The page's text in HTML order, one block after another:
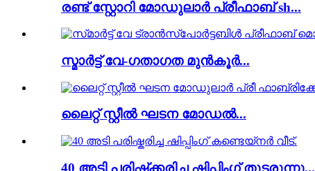
രണ്ട് സ്റ്റോറി മോഡുലാർ പ്രീഫാബ് sh...
സ്മാർട്ട് വേ-ഗതാഗത മുൻകൂർ...
ലൈറ്റ് സ്റ്റീൽ ഘടന മോഡൽ...
40 അടി പരിഷ്‌ക്കരിച്ച ഷിപ്പിംഗ് തുടരുന്നു...